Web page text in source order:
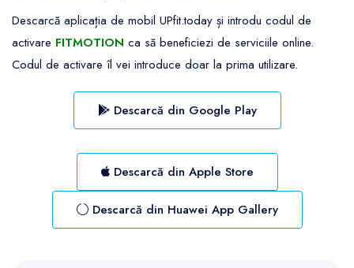
Descarcă aplicația de mobil UPfit.today și introdu codul de
activare FITMOTION ca să beneficiezi de serviciile online.
Codul de activare îl vei introduce doar la prima utilizare.
Descarcă din Google Play
Descarcă din Apple Store
Descarcă din Huawei App Gallery